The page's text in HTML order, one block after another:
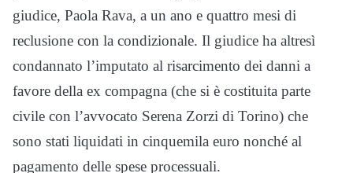
giudice, Paola Rava, a un ano e quattro mesi di
reclusione con la condizionale. Il giudice ha altresì
condannato l’imputato al risarcimento dei danni a
favore della ex compagna (che si è costituita parte
civile con l’avvocato Serena Zorzi di Torino) che
sono stati liquidati in cinquemila euro nonché al
pagamento delle spese processuali.